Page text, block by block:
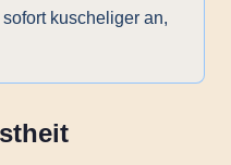
kuscheliger an,